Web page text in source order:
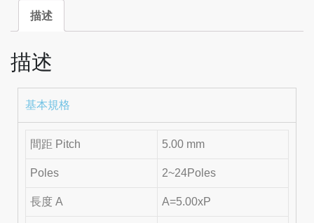
描述
描述
基本規格
間距 Pitch 5.00 mm
Poles 2~24Poles
長度 A A=5.00xP